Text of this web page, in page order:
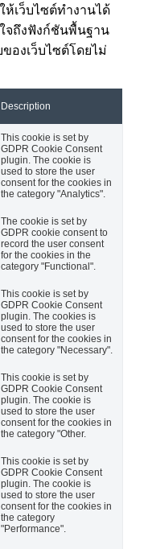
ห้เว็บไซต์ทำงานได้
จถึงฟังก์ชันพื้นฐาน
งเว็บไซต์โดยไม่
Description
This cookie is set by
GDPR Cookie Consent
plugin. The cookie is
used to store the user
consent for the cookies in
the category "Analytics".
The cookie is set by
GDPR cookie consent to
record the user consent
for the cookies in the
category "Functional".
This cookie is set by
GDPR Cookie Consent
plugin. The cookies is
used to store the user
consent for the cookies in
the category "Necessary".
This cookie is set by
GDPR Cookie Consent
plugin. The cookie is
used to store the user
consent for the cookies in
the category "Other.
This cookie is set by
GDPR Cookie Consent
plugin. The cookie is
used to store the user
consent for the cookies in
the category
"Performance".